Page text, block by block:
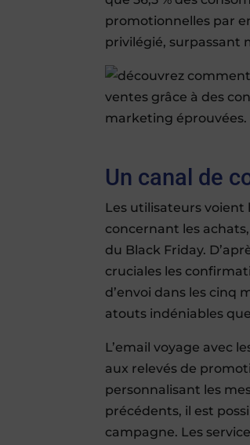
promotionnelles par
privilégié, surpassant
Un canal de
Les utilisateurs
concernant les
du Black Friday.
cruciales les
d’envoi dans les cinq
atouts indéniables
L’email voyage avec
aux relevés de
personnalisant les
précédents, il est
campagne. Les